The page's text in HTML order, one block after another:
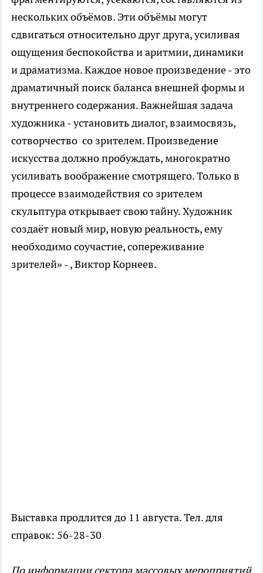
нескольких объёмов. Эти объёмы могут
сдвигаться относительно друг друга, усиливая
ощущения беспокойства и аритмии, динамики
и драматизма. Каждое новое произведение - это
драматичный поиск баланса внешней формы и
внутреннего содержания. Важнейшая задача
художника - установить диалог, взаимосвязь,
сотворчество со зрителем. Произведение
искусства должно пробуждать, многократно
усиливать воображение смотрящего. Только в
процессе взаимодействия со зрителем
скульптура открывает свою тайну. Художник
создаёт новый мир, новую реальность, ему
необходимо соучастие, сопереживание
зрителей» - , Виктор Корнеев.
Выставка продлится до 11 августа. Тел. для
справок: 56-28-30
По информации сектора массовых мероприятий